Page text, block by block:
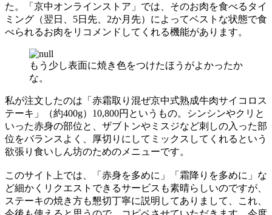
た。「京中オンラインストア」では、そのお肉を食べるタイ
ミング（翌日、5日先、2か月先）によってベストな状態で食
べられるお肉をリコメンドしてくれる機能があります。
もう少し表面に焼き色をつけたほうがよかったか
な。
私が注文したのは「赤霜取り混ぜ京中式熟成牛肉サイコロス
テーキ」（約400g）10,800円というもの。シンシンやクリと
いった赤身の部位と、ザブトンやミスジなど刺しの入った部
位をバランスよく、厚切りにしてミックスしてくれるという
欲張り食いしん坊のためのメニューです。
このサイト上では、「赤身を多めに」「霜降りを多めに」な
ど細かくリクエストできるサービスも素晴らしいのですが、
ステーキの焼き方も懇切丁寧に説明してありまして、これ、